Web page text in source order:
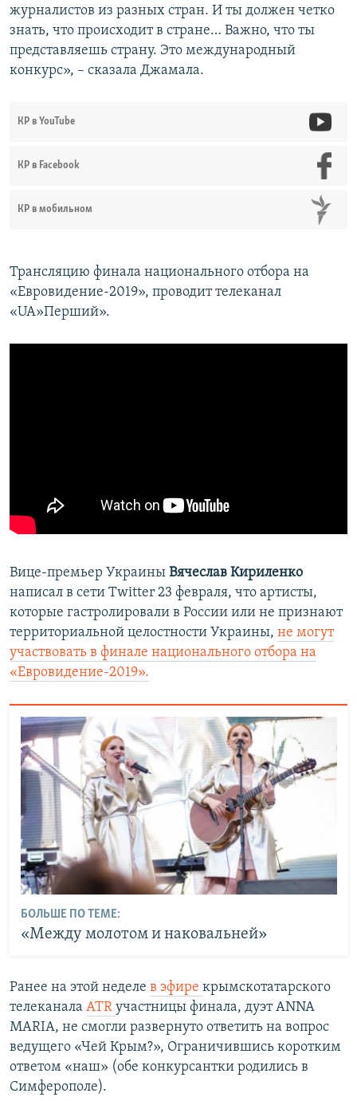
журналистов из разных стран. И ты должен четко
знать, что происходит в стране… Важно, что ты
представляешь страну. Это международный
конкурс», – сказала Джамала.
КР в YouTube
КР в Facebook
КР в мобильном
Трансляцию финала национального отбора на
«Евровидение-2019», проводит телеканал
«UA»Перший».
Вице-премьер Украины Вячеслав Кириленко
написал​ в сети Twitter 23 февраля, что артисты,
которые гастролировали в России или не признают
территориальной целостности Украины, не могут
участвовать в финале национального отбора на
«Евровидение-2019».
БОЛЬШЕ ПО ТЕМЕ:
«Между молотом и наковальней»
Ранее на этой неделе в эфире крымскотатарского
телеканала ATR участницы финала, дуэт ANNA
MARIA, не смогли развернуто ответить на вопрос
ведущего «Чей Крым?», Ограничившись коротким
ответом «наш» (обе конкурсантки родились в
Симферополе).